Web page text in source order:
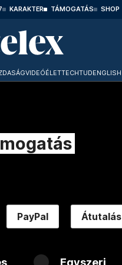
KARAKTER TÁMOGATÁS SHOP
VIDEÓÉLETTECHTUDENGLISH
PayPal Átutalás
Egyszeri